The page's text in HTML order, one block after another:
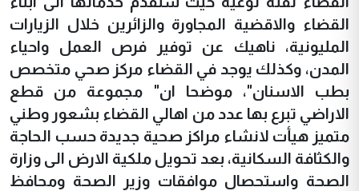
القضاء والاقضية المجاورة والزائرين خلال الزيارات
المليونية، ناهيك عن توفير فرص العمل واحياء
المدن، وكذلك يوجد في القضاء مركز صحي متخصص
بطب الاسنان"، موضحا ان" مجموعة من قطع
الاراضي تبرع بها عدد من اهالي القضاء بشعور وطني
متميز هيأت لانشاء مراكز صحية جديدة حسب الحاجة
والكثافة السكانية، بعد تحويل ملكية الارض الى وزارة
الصحة واستحصال موافقات وزير الصحة ومحافظ